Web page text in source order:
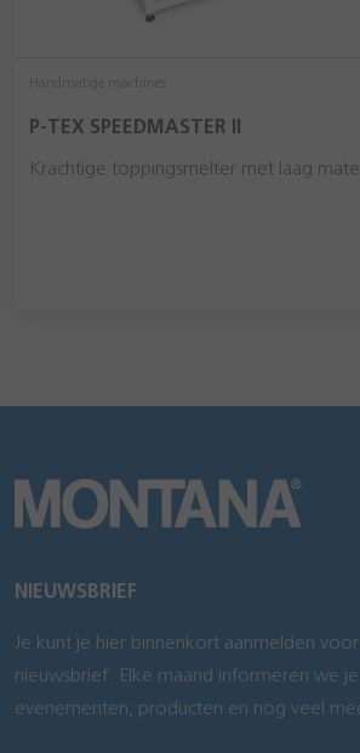
Handmatige machines
P-TEX SPEEDMASTER II
Krachtige toppingsmelter met laag
NIEUWSBRIEF
Je kunt je hier binnenkort aanmelden
nieuwsbrief. Elke maand informeren we
evenementen, producten en nog veel